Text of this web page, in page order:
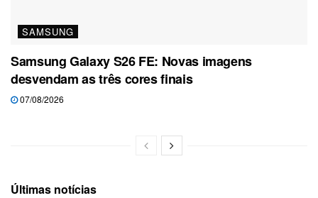
SAMSUNG
Samsung Galaxy S26 FE: Novas imagens
desvendam as três cores finais
07/08/2026
Últimas notícias